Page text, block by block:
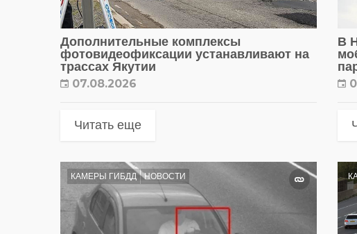
Дополнительные комплексы
фотовидеофиксации устанавливают на
трассах Якутии
07.08.2026
Читать еще
В
КАМЕРЫ ГИБДД НОВОСТИ